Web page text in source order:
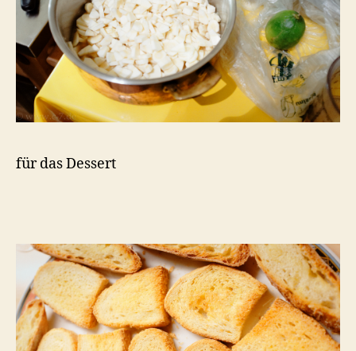
für das Dessert